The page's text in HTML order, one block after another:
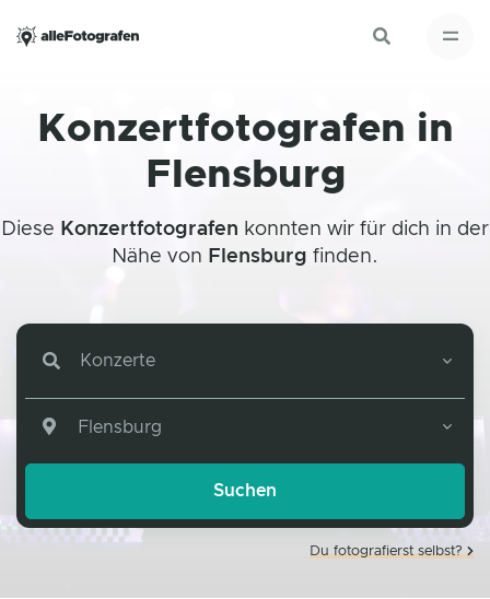
Konzertfotografen in
Flensburg
Diese Konzertfotografen konnten wir für dich in der
Nähe von Flensburg finden.
Konzerte
Flensburg
Du fotografierst selbst?